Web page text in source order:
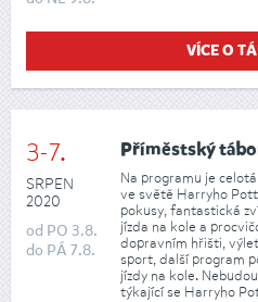
VÍCE O
3-7.
SRPEN
2020
od PO 3.8.
do PÁ 7.8.
Příměstský
Na programu je
ve světě Harryho
pokusy, fantastická
jízda na kole a
dopravním hřišti,
sport, další program
jízdy na kole.
týkající se Harryho